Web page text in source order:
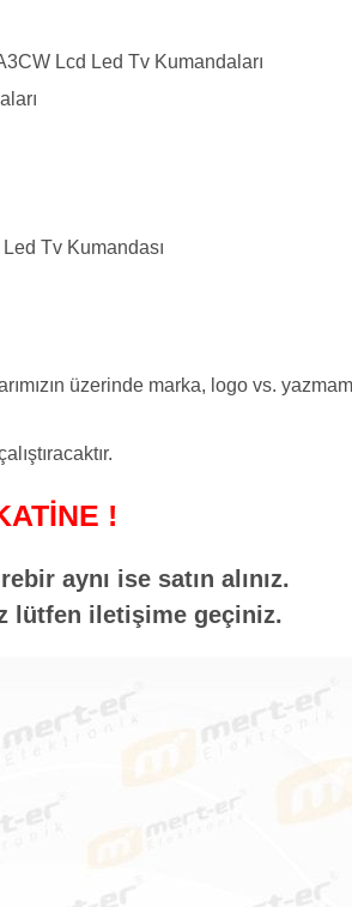
Lcd Led Tv Kumandaları
Tv Kumandası
üzerinde marka, logo vs.
!
aynı ise satın alınız.
lütfen iletişime geçiniz.